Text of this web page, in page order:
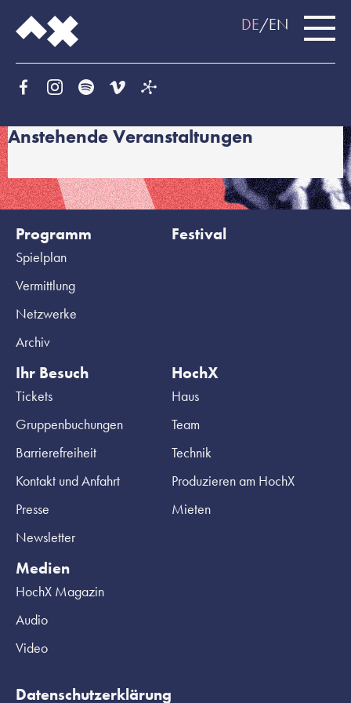
DE EN
Anstehende Veranstaltungen
Programm
Spielplan
Vermittlung
Netzwerke
Archiv
Festival
Ihr Besuch
Tickets
Gruppenbuchungen
Barrierefreiheit
Kontakt und Anfahrt
Presse
Newsletter
HochX
Haus
Team
Technik
Produzieren am HochX
Mieten
Medien
HochX Magazin
Audio
Video
Datenschutzerklärung